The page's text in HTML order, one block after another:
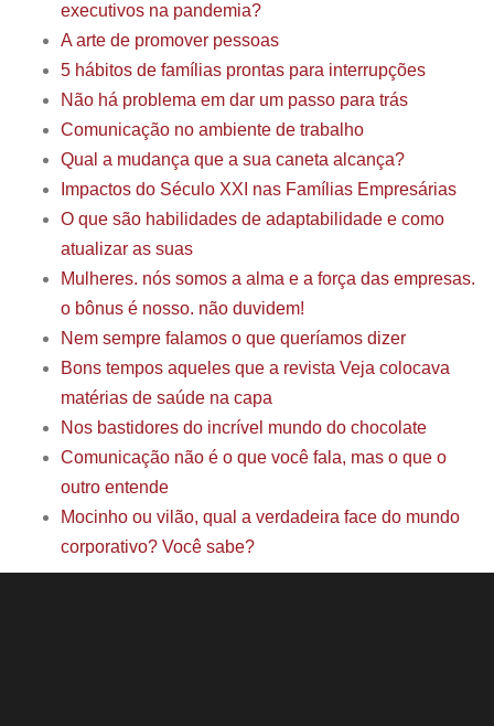
executivos na pandemia?
A arte de promover pessoas
5 hábitos de famílias prontas para interrupções
Não há problema em dar um passo para trás
Comunicação no ambiente de trabalho
Qual a mudança que a sua caneta alcança?
Impactos do Século XXI nas Famílias Empresárias
O que são habilidades de adaptabilidade e como
atualizar as suas
Mulheres. nós somos a alma e a força das empresas.
o bônus é nosso. não duvidem!
Nem sempre falamos o que queríamos dizer
Bons tempos aqueles que a revista Veja colocava
matérias de saúde na capa
Nos bastidores do incrível mundo do chocolate
Comunicação não é o que você fala, mas o que o
outro entende
Mocinho ou vilão, qual a verdadeira face do mundo
corporativo? Você sabe?